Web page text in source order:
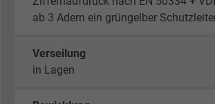
ab 3 Adern ein grüngelber
Verseilung
in Lagen